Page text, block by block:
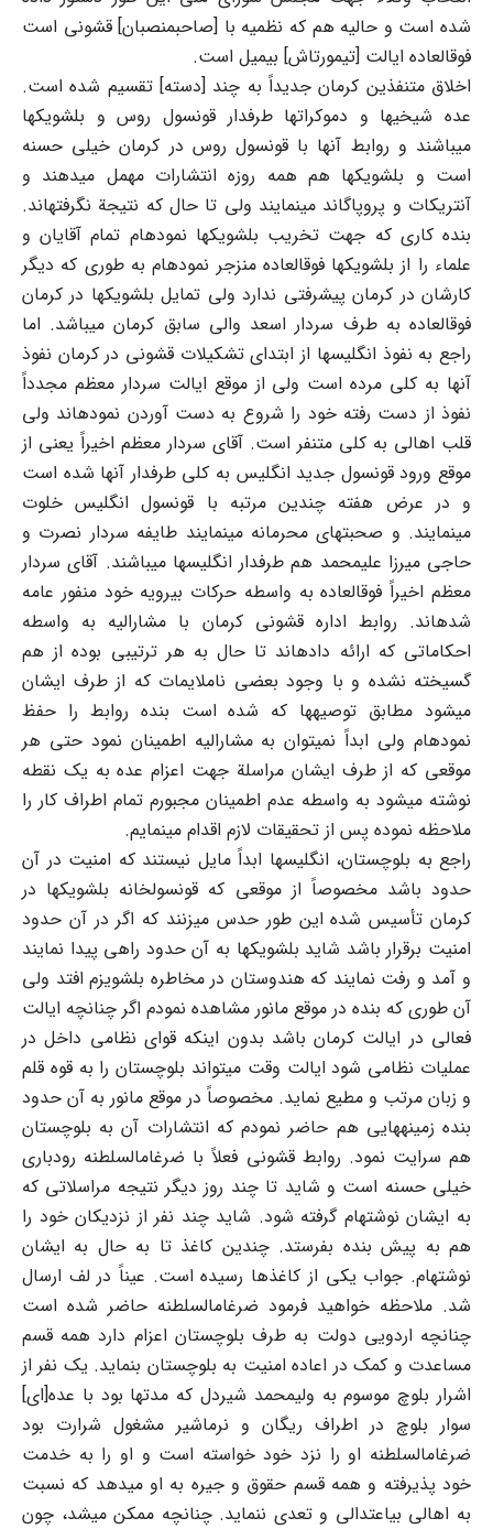
شده است و حالیه هم که نظمیه با [صاحبمنصبان] قشونی است
فوقالعاده ایالت [تیمورتاش] بیمیل است.
اخلاق متنفذین کرمان جدیداً به چند [دسته] تقسیم شده است.
عده شیخیها و دموکراتها طرفدار قونسول روس و بلشویکها
میباشند و روابط آنها با قونسول روس در کرمان خیلی حسنه
است و بلشویکها هم همه روزه انتشارات مهمل میدهند و
آنتریکات و پروپاگاند مینمایند ولی تا حال که نتیجة نگرفتهاند.
بنده کاری که جهت تخریب بلشویکها نمودهام تمام آقایان و
علماء را از بلشویکها فوقالعاده منزجر نمودهام به طوری که دیگر
کارشان در کرمان پیشرفتی ندارد ولی تمایل بلشویکها در کرمان
فوقالعاده به طرف سردار اسعد والی سابق کرمان میباشد. اما
راجع به نفوذ انگلیسها از ابتدای تشکیلات قشونی در کرمان نفوذ
آنها به کلی مرده است ولی از موقع ایالت سردار معظم مجدداً
نفوذ از دست رفته خود را شروع به دست آوردن نمودهاند ولی
قلب اهالی به کلی متنفر است. آقای سردار معظم اخیراً یعنی از
موقع ورود قونسول جدید انگلیس به کلی طرفدار آنها شده است
و در عرض هفته چندین مرتبه با قونسول انگلیس خلوت
مینمایند. و صحبتهای محرمانه مینمایند طایفه سردار نصرت و
حاجی میرزا علیمحمد هم طرفدار انگلیسها میباشند. آقای سردار
معظم اخیراً فوقالعاده به واسطه حرکات بیرویه خود منفور عامه
شدهاند. روابط اداره قشونی کرمان با مشارالیه به واسطه
احکاماتی که ارائه دادهاند تا حال به هر ترتیبی بوده از هم
گسیخته نشده و با وجود بعضی ناملایمات که از طرف ایشان
میشود مطابق توصیهها که شده است بنده روابط را حفظ
نمودهام ولی ابداً نمیتوان به مشارالیه اطمینان نمود حتی هر
موقعی که از طرف ایشان مراسلة جهت اعزام عده به یک نقطه
نوشته میشود به واسطه عدم اطمینان مجبورم تمام اطراف کار را
ملاحظه نموده پس از تحقیقات لازم اقدام مینمایم.
راجع به بلوچستان، انگلیسها ابداً مایل نیستند که امنیت در آن
حدود باشد مخصوصاً از موقعی که قونسولخانه بلشویکها در
کرمان تأسیس شده این طور حدس میزنند که اگر در آن حدود
امنیت برقرار باشد شاید بلشویکها به آن حدود راهی پیدا نمایند
و آمد و رفت نمایند که هندوستان در مخاطره بلشویزم افتد ولی
آن طوری که بنده در موقع مانور مشاهده نمودم اگر چنانچه ایالت
فعالی در ایالت کرمان باشد بدون اینکه قوای نظامی داخل در
عملیات نظامی شود ایالت وقت میتواند بلوچستان را به قوه قلم
و زبان مرتب و مطیع نماید. مخصوصاً در موقع مانور به آن حدود
بنده زمینههایی هم حاضر نمودم که انتشارات آن به بلوچستان
هم سرایت نمود. روابط قشونی فعلاً با ضرغامالسلطنه رودباری
خیلی حسنه است و شاید تا چند روز دیگر نتیجه مراسلاتی که
به ایشان نوشتهام گرفته شود. شاید چند نفر از نزدیکان خود را
هم به پیش بنده بفرستد. چندین کاغذ تا به حال به ایشان
نوشتهام. جواب یکی از کاغذها رسیده است. عیناً در لف ارسال
شد. ملاحظه خواهید فرمود ضرغامالسلطنه حاضر شده است
چنانچه اردویی دولت به طرف بلوچستان اعزام دارد همه قسم
مساعدت و کمک در اعاده امنیت به بلوچستان بنماید. یک نفر از
اشرار بلوچ موسوم به ولیمحمد شیردل که مدتها بود با عده[ای]
سوار بلوچ در اطراف ریگان و نرماشیر مشغول شرارت بود
ضرغامالسلطنه او را نزد خود خواسته است و او را به خدمت
خود پذیرفته و همه قسم حقوق و جیره به او میدهد که نسبت
به اهالی بیاعتدالی و تعدی ننماید. چنانچه ممکن میشد، چون